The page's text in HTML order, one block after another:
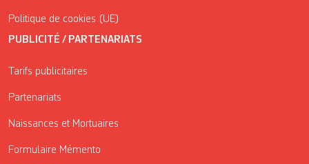
Politique de cookies (UE)
PUBLICITÉ / PARTENARIATS
Tarifs publicitaires
Partenariats
Naissances et Mortuaires
Formulaire Mémento